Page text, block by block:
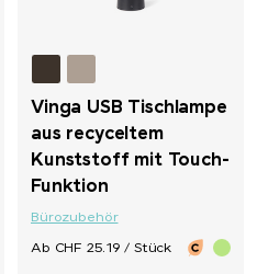
Vinga USB Tischlampe
aus recyceltem
Kunststoff mit Touch-
Funktion
Bürozubehör
Ab CHF 25.19 / Stück